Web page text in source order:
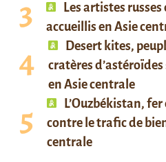
Les artistes
accueillis en Asie
Desert kites,
cratères
en Asie centrale
L’Ouzbékistan,
contre le trafic de
centrale